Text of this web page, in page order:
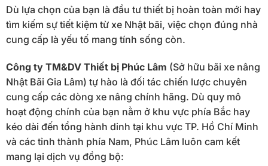
Dù lựa chọn của bạn là đầu tư thiết bị hoàn toàn mới hay
tìm kiếm sự tiết kiệm từ xe Nhật bãi, việc chọn đúng nhà
cung cấp là yếu tố mang tính sống còn.
Công ty TM&DV Thiết bị Phúc Lâm (Sở hữu bãi xe nâng
Nhật Bãi Gia Lâm) tự hào là đối tác chiến lược chuyên
cung cấp các dòng xe nâng chính hãng. Dù quy mô
hoạt động chính của bạn nằm ở khu vực phía Bắc hay
kéo dài đến tổng hành dinh tại khu vực TP. Hồ Chí Minh
và các tỉnh thành phía Nam, Phúc Lâm luôn cam kết
mang lại dịch vụ đồng bộ: